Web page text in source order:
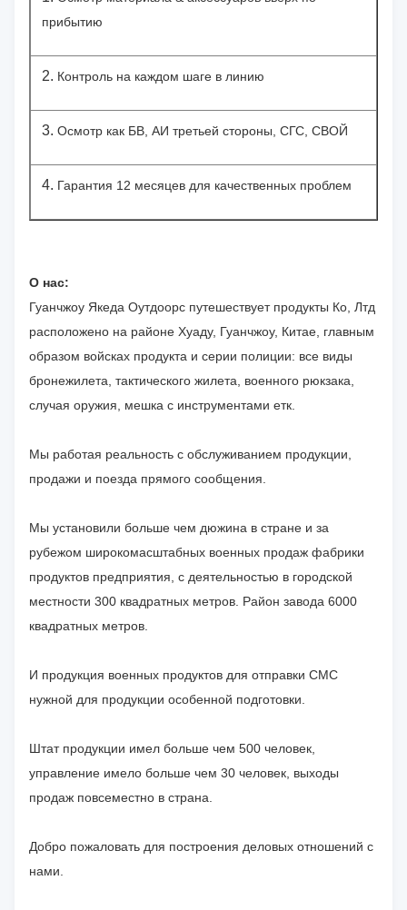
прибытию
2. Контроль на каждом шаге в линию
3. Осмотр как БВ, АИ третьей стороны, СГС, СВОЙ
4. Гарантия 12 месяцев для качественных проблем
О нас:
Гуанчжоу Якеда Оутдоорс путешествует продукты Ко, Лтд
расположено на районе Хуаду, Гуанчжоу, Китае, главным
образом войсках продукта и серии полиции: все виды
бронежилета, тактического жилета, военного рюкзака,
случая оружия, мешка с инструментами етк.
Мы работая реальность с обслуживанием продукции,
продажи и поезда прямого сообщения.
Мы установили больше чем дюжина в стране и за
рубежом широкомасштабных военных продаж фабрики
продуктов предприятия, с деятельностью в городской
местности 300 квадратных метров. Район завода 6000
квадратных метров.
И продукция военных продуктов для отправки СМС
нужной для продукции особенной подготовки.
Штат продукции имел больше чем 500 человек,
управление имело больше чем 30 человек, выходы
продаж повсеместно в страна.
Добро пожаловать для построения деловых отношений с
нами.